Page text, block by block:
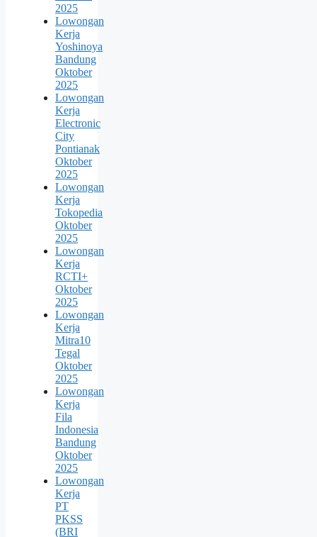
2025
Lowongan
Kerja
Yoshinoya
Bandung
Oktober
2025
Lowongan
Kerja
Electronic
City
Pontianak
Oktober
2025
Lowongan
Kerja
Tokopedia
Oktober
2025
Lowongan
Kerja
RCTI+
Oktober
2025
Lowongan
Kerja
Mitra10
Tegal
Oktober
2025
Lowongan
Kerja
Fila
Indonesia
Bandung
Oktober
2025
Lowongan
Kerja
PT
PKSS
(BRI